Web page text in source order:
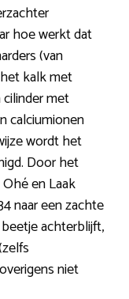
hoe werkt dat
(van
kalk met
met
calciumionen
wordt het
Door het
en Laak
naar een zachte
achterblijft,
niet